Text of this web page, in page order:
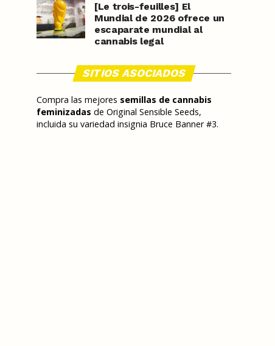
[Le trois-feuilles] El
Mundial de 2026 ofrece un
escaparate mundial al
cannabis legal
SITIOS ASOCIADOS
Compra las mejores semillas de cannabis
feminizadas de Original Sensible Seeds,
incluida su variedad insignia Bruce Banner #3.